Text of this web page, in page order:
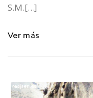
S.M.[…]
Ver más